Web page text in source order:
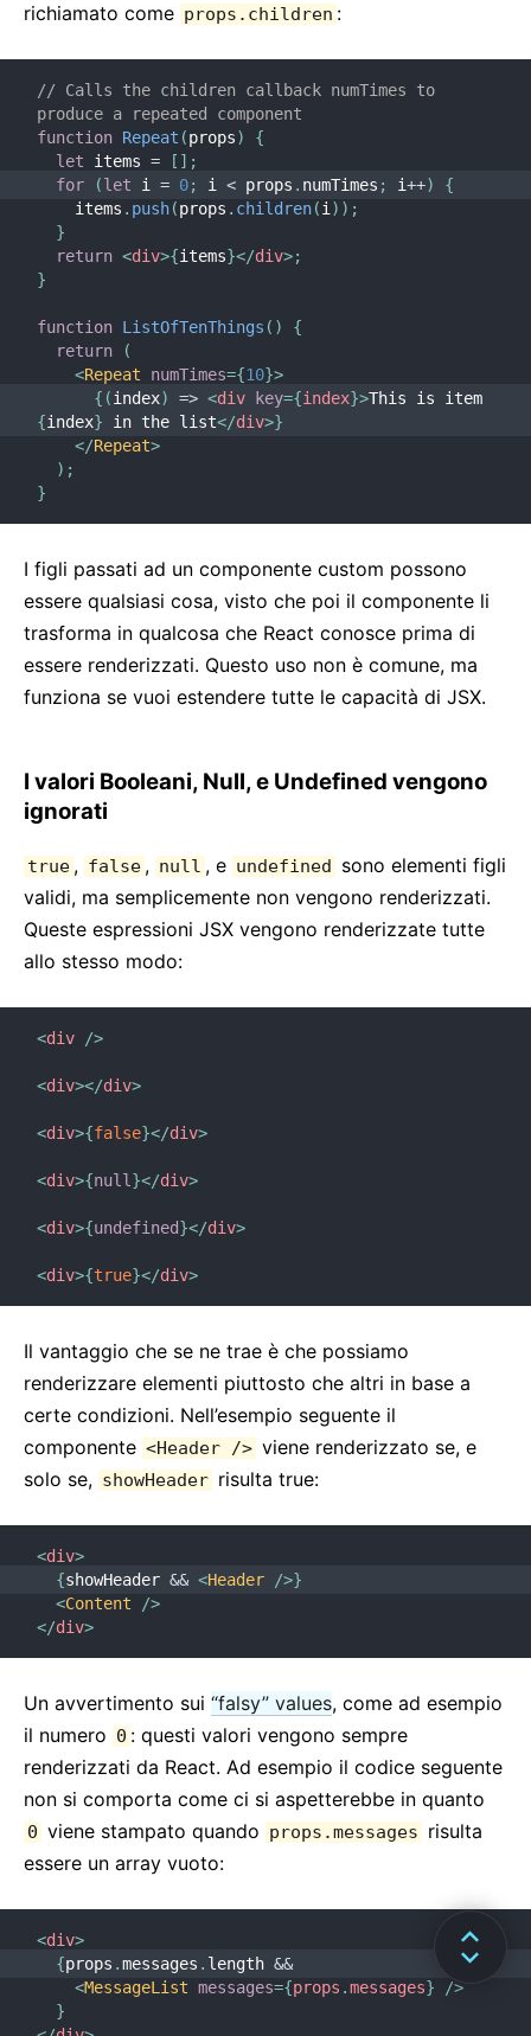
richiamato come props.children :
// Calls the children callback numTimes to
produce a repeated component
function Repeat (props)
{
let items = [ ] ;
for
(let i = 0; i < props . numTimes ; i++)
{
    items
. push(props . children(i ) ) ;
}
return <div>{items}</div>;
}
function ListOfTenThings ( )
{
return
(
<Repeat numTimes={10}>
{ (index) => <div key={index}>
{index} in the list</div>}
</Repeat>
) ;
}
I figli passati ad un componente custom possono
essere qualsiasi cosa, visto che poi il componente li
trasforma in qualcosa che React conosce prima di
essere renderizzati. Questo uso non è comune, ma
funziona se vuoi estendere tutte le capacità di JSX.
I valori Booleani, Null, e Undefined vengono
ignorati
true , false , null , e undefined sono elementi figli
validi, ma semplicemente non vengono renderizzati.
Queste espressioni JSX vengono renderizzate tutte
allo stesso modo:
<div />
<div></div>
<div>{false}</div>
<div>{null }</div>
<div>{undefined}</div>
<div>{true}</div>
Il vantaggio che se ne trae è che possiamo
renderizzare elementi piuttosto che altri in base a
certe condizioni. Nell’esempio seguente il
componente <Header /> viene renderizzato se, e
solo se, showHeader risulta true:
<div>
{showHeader && <Header />}
<Content
/>
</div>
Un avvertimento sui “falsy” values, come ad esempio
il numero 0 : questi valori vengono sempre
renderizzati da React. Ad esempio il codice seguente
non si comporta come ci si aspetterebbe in quanto
0 viene stampato quando props.messages risulta
essere un array vuoto:
<div>
{props .messages . length &&
<MessageList messages={props .messages}
/>
}